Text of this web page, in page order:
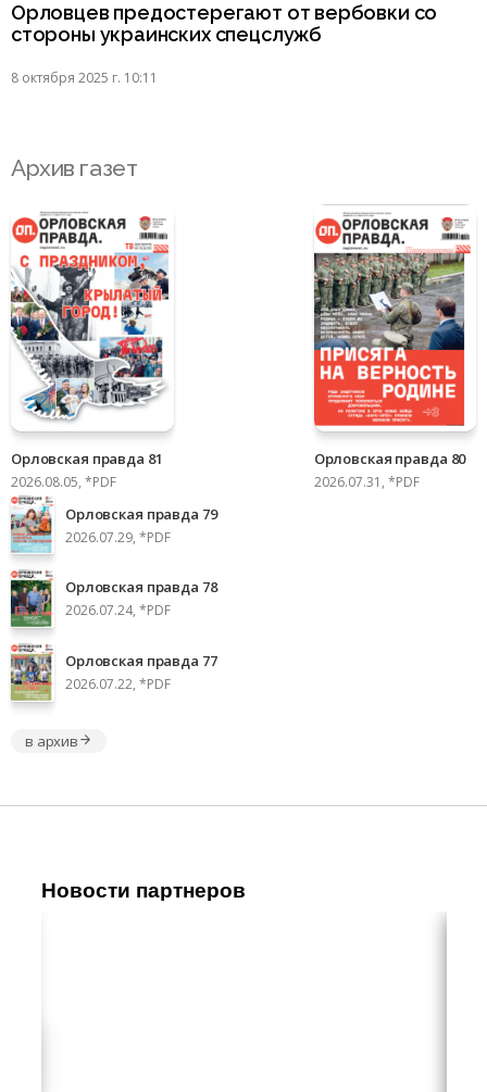
Орловцев предостерегают от вербовки со
стороны украинских спецслужб
8 октября 2025 г. 10:11
Архив газет
Орловская правда 81
2026.08.05, *PDF
Орловская правда 80
2026.07.31, *PDF
Орловская правда 79
2026.07.29, *PDF
Орловская правда 78
2026.07.24, *PDF
Орловская правда 77
2026.07.22, *PDF
в архив
Новости партнеров